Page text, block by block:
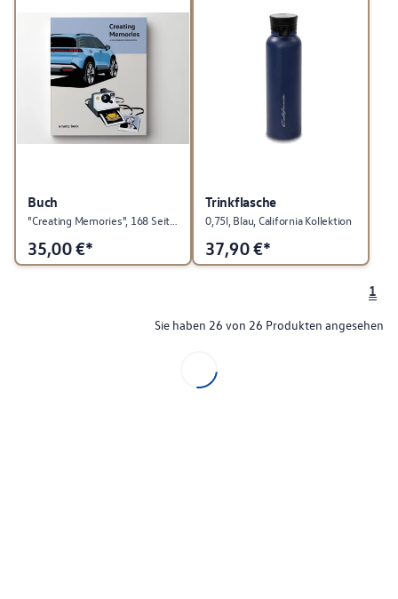
Buch
"Creating Memories", 168 Seiten, Englisch, Volkswagen Kollektion
35,00€*
Trinkflasche
0,75l, Blau, California Kollektion
37,90€*
1
Sie haben 26 von 26 Produkten angesehen